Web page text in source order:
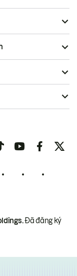
Đã đăng ký